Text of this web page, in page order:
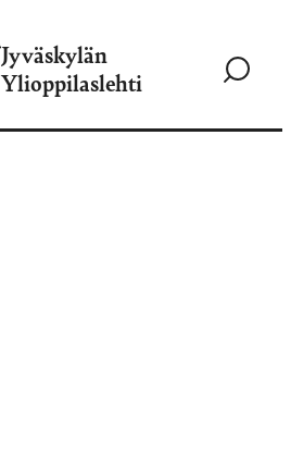
Jyväskylän
Ylioppilaslehti
Siirry